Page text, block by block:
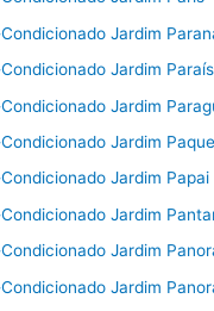
Jardim
Jardim
Jardim
Jardim
Jardim Papai
Jardim
Jardim
Jardim